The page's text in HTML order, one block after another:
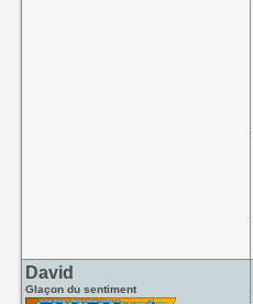
David
Glaçon du sentiment